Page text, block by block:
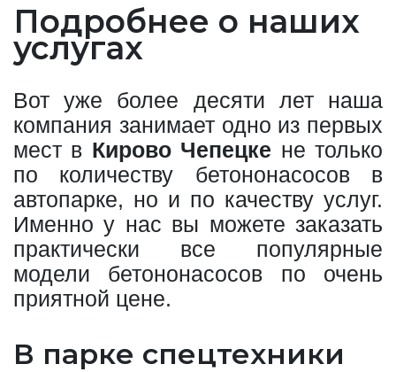
Подробнее о наших
услугах
Вот уже более десяти лет наша
компания занимает одно из первых
мест в Кирово Чепецке не только
по количеству бетононасосов в
автопарке, но и по качеству услуг.
Именно у нас вы можете заказать
практически все популярные
модели бетононасосов по очень
приятной цене.
В парке спецтехники